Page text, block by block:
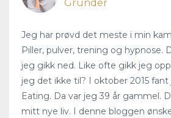
Gründer
Jeg har prøvd det meste i min
Piller, pulver, trening og hypnose.
jeg gikk ned. Like ofte gikk jeg
jeg det ikke til? I oktober 2015
Eating. Da var jeg 39 år gammel.
mitt nye liv. I denne bloggen